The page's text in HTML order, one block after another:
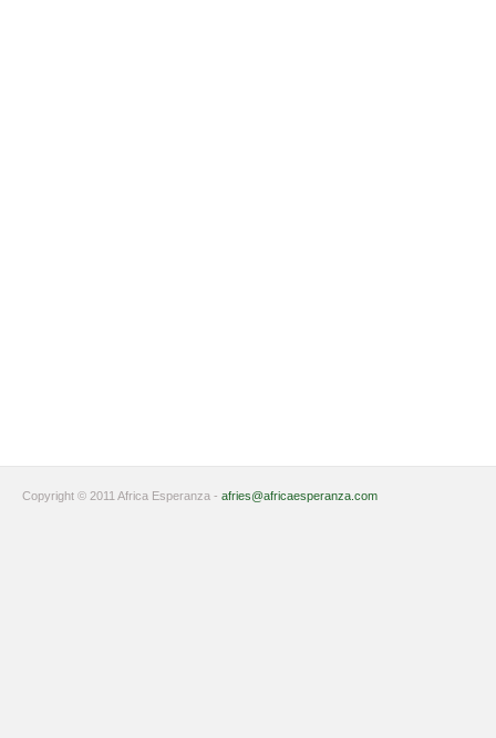
Copyright © 2011 Africa Esperanza - afries@africaesperanza.com